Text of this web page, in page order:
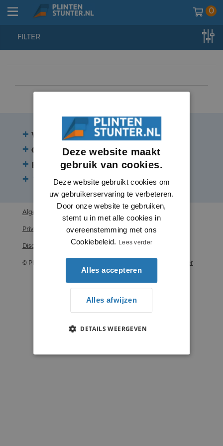
0
home //
FILTER
Veelgestelde vragen
Contact
Beoordelingen
Volg ons:
Algemene voorwaarden
Privacy statement
Disclaimer
© Plintenstunter 2026 Profielenstunter
Deze website maakt
gebruik van cookies.
Deze website gebruikt cookies om
uw gebruikerservaring te verbeteren.
Door onze website te gebruiken,
stemt u in met alle cookies in
overeenstemming met ons
Cookiebeleid. Lees verder
Alles accepteren
Alles afwijzen
DETAILS WEERGEVEN